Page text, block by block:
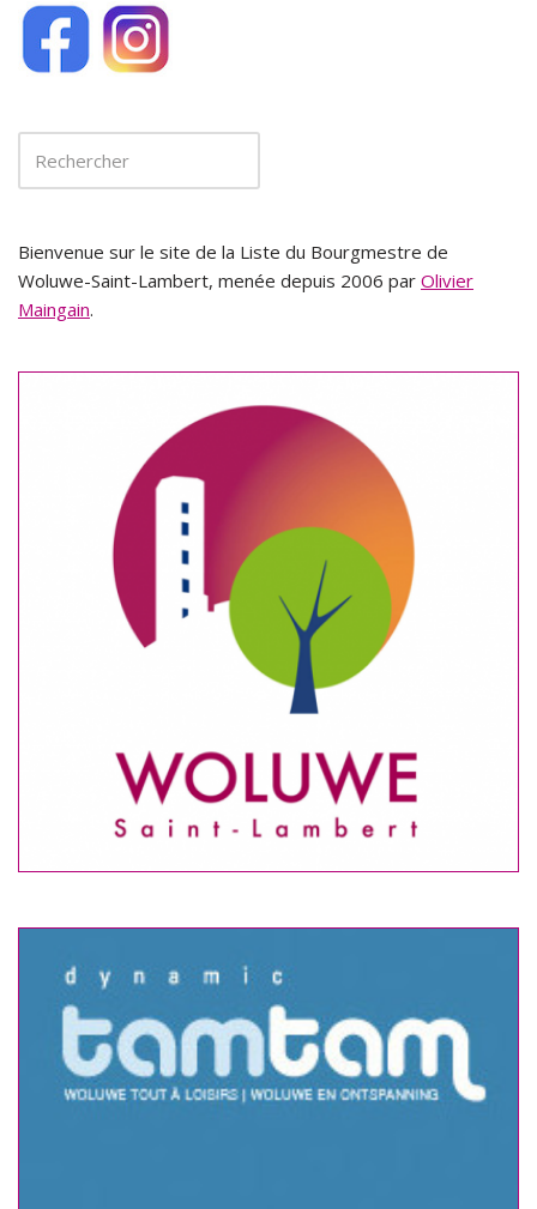
Bienvenue sur le site de la Liste du Bourgmestre de
Woluwe-Saint-Lambert, menée depuis 2006 par Olivier
Maingain.